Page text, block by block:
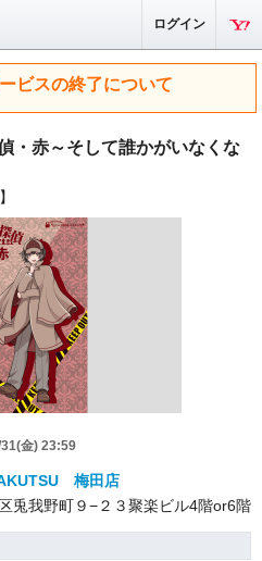
ログイン
ビスの終了について
・赤～そして誰かがいなくな
金) 23:59
梅田店
兎我野町９−２３聚楽ビル4階or6階